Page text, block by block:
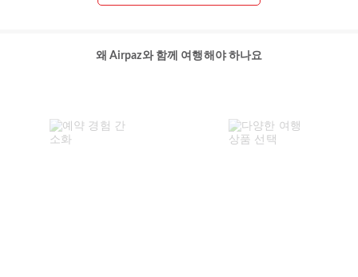
왜 Airpaz와 함께 여행해야 하나요